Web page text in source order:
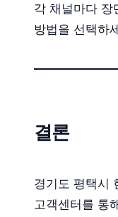
각 채널마다 장
방법을 선택하
결론
경기도 평택시
고객센터를 통